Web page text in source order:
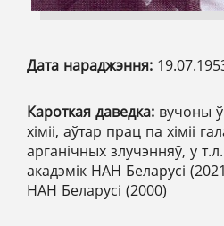
Дата нараджэння:
Кароткая даведка: вучоны ў
хіміі, аўтар прац па хіміі
арганічных злучэнняў, у
акадэмік НАН Беларусі
НАН Беларусі (2000)